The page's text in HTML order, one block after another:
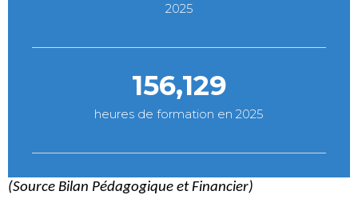
2025
156,129
heures de formation en 2025
(Source Bilan Pédagogique et Financier)